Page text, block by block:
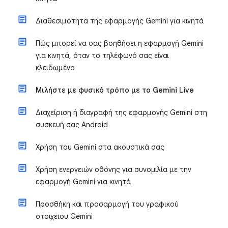
Διαθεσιμότητα της εφαρμογής Gemini για κινητά
Πώς μπορεί να σας βοηθήσει η εφαρμογή Gemini
για κινητά, όταν το τηλέφωνό σας είναι
κλειδωμένο
Μιλήστε με φυσικό τρόπο με το Gemini Live
Διαχείριση ή διαγραφή της εφαρμογής Gemini στη
συσκευή σας Android
Χρήση του Gemini στα ακουστικά σας
Χρήση ενεργειών οθόνης για συνομιλία με την
εφαρμογή Gemini για κινητά
Προσθήκη και προσαρμογή του γραφικού
στοιχειου Gemini